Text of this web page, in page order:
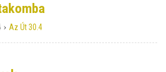
› Az Út 30.4